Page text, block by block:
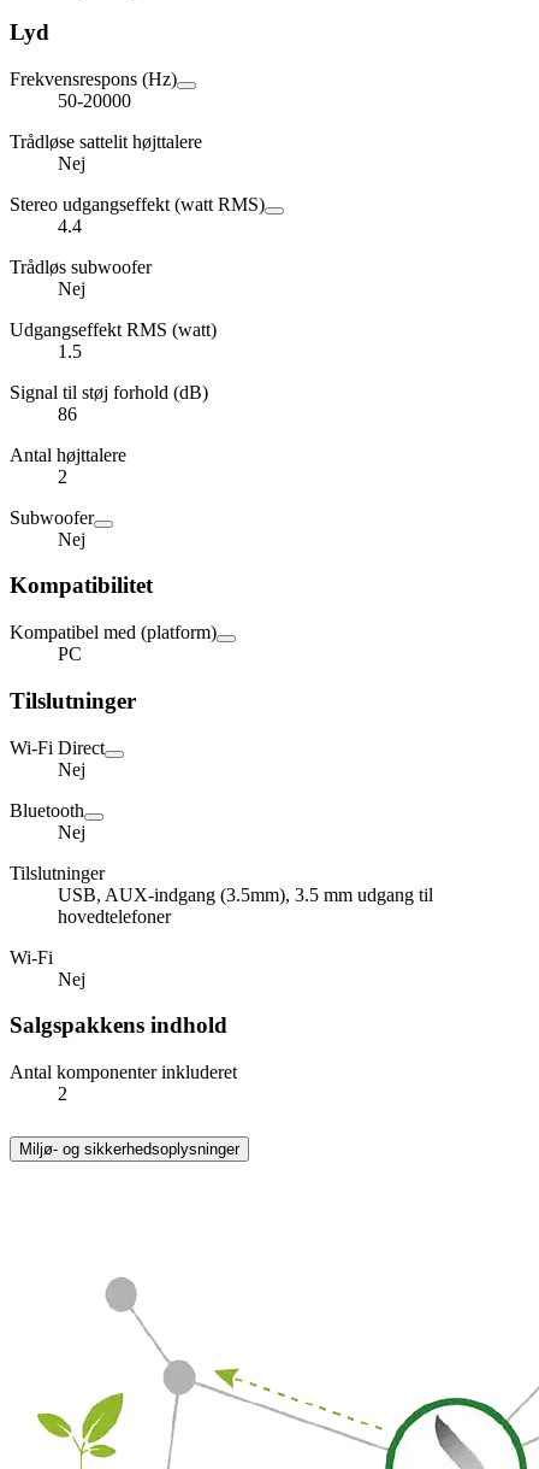
Lyd
Frekvensrespons (Hz)
50-20000
Trådløse sattelit højttalere
Nej
Stereo udgangseffekt (watt RMS)
4.4
Trådløs subwoofer
Nej
Udgangseffekt RMS (watt)
1.5
Signal til støj forhold (dB)
86
Antal højttalere
2
Subwoofer
Nej
Kompatibilitet
Kompatibel med (platform)
PC
Tilslutninger
Wi-Fi Direct
Nej
Bluetooth
Nej
Tilslutninger
USB, AUX-indgang (3.5mm), 3.5 mm udgang til
hovedtelefoner
Wi-Fi
Nej
Salgspakkens indhold
Antal komponenter inkluderet
2
Miljø- og sikkerhedsoplysninger